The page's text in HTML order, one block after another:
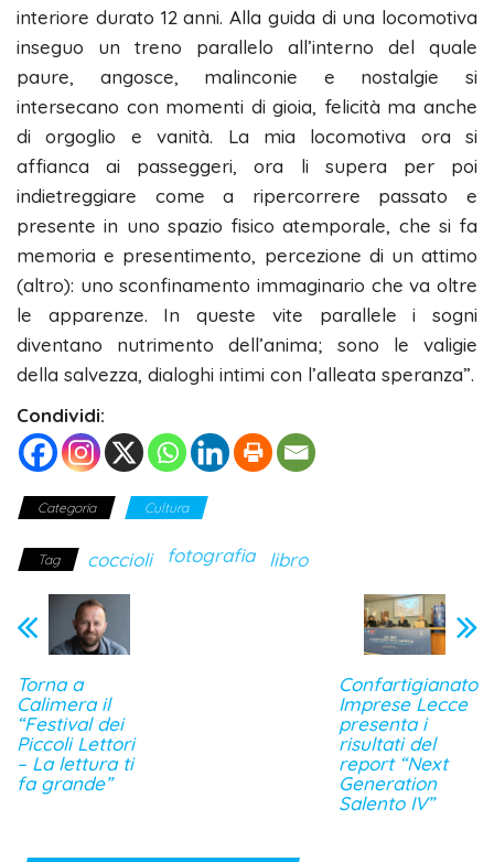
interiore durato 12 anni. Alla guida di una locomotiva
inseguo un treno parallelo all’interno del quale
paure, angosce, malinconie e nostalgie si
intersecano con momenti di gioia, felicità ma anche
di orgoglio e vanità. La mia locomotiva ora si
affianca ai passeggeri, ora li supera per poi
indietreggiare come a ripercorrere passato e
presente in uno spazio fisico atemporale, che si fa
memoria e presentimento, percezione di un attimo
(altro): uno sconfinamento immaginario che va oltre
le apparenze. In queste vite parallele i sogni
diventano nutrimento dell’anima; sono le valigie
della salvezza, dialoghi intimi con l’alleata speranza”.
Condividi:
Categoria Cultura
Tag coccioli fotografia libro
Torna a
Calimera il
“Festival dei
Piccoli Lettori
– La lettura ti
fa grande”
Confartigianato
Imprese Lecce
presenta i
risultati del
report “Next
Generation
Salento IV”